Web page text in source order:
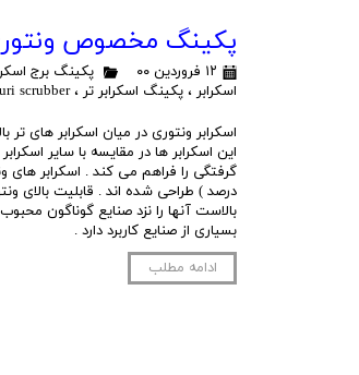
پکینگ مخصوص
۱۲ فروردین ۰۰ پکینگ برج
اسکرابر ، پکینگ اسکرابر تر ،scrubber
اسکرابر ونتوری در میان اسکرابر های تر
این اسکرابر ها در مقایسه با سایر
درصد ) طراحی شده اند . قابلیت بالای
بالاست آنها را نزد صنایع گوناگون
بسیاری از صنایع کاربرد دارد .
ادامه مطلب